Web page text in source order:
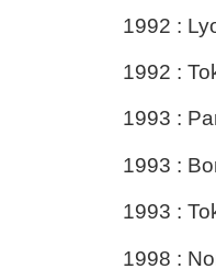
1992 :
1992 :
1993 :
1993 :
1993 :
1998 :